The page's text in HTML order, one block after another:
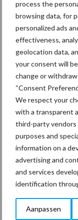
process the
browsing data, for
personalized ads
effectiveness,
geolocation data,
your consent will
change or
“Consent
We respect your
with a transparent
third-party vendors
purposes and
information on a
advertising and
and services
identification
Aanpassen
Primaire
Sidebar
Recent
30 dec
Vakpartners
SieV